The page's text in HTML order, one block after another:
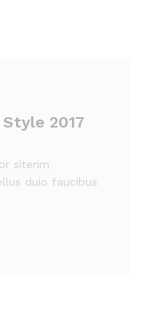
2017
siterim
duio faucibus